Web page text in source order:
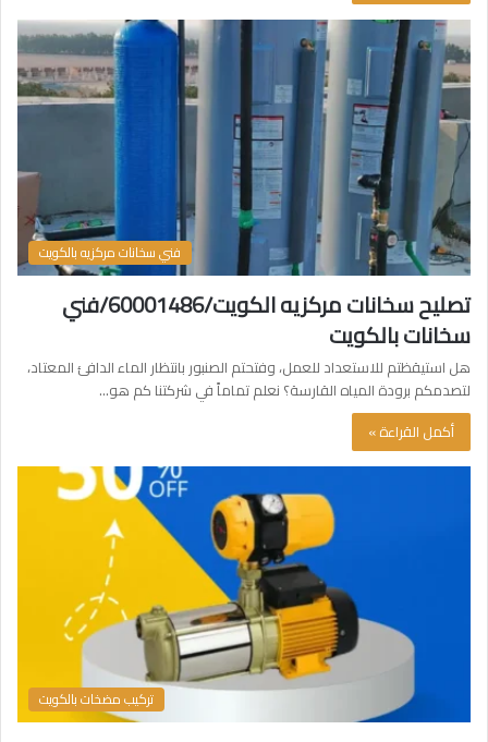
فني سخانات مركزيه بالكويت
تصليح سخانات مركزيه الكويت/60001486/فني
سخانات بالكويت
هل استيقظتم للاستعداد للعمل، وفتحتم الصنبور بانتظار الماء الدافئ المعتاد،
لتصدمكم برودة المياه القارسة؟ نعلم تماماً في شركتنا كم هو…
أكمل القراءة »
تركيب مضخات بالكويت